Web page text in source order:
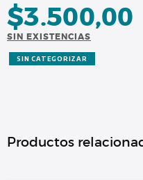
$3.500,00
SIN EXISTENCIAS
SIN CATEGORIZAR
Productos